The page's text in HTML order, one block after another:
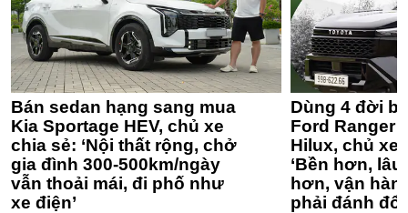
Bán sedan hạng sang mua
Kia Sportage HEV, chủ xe
chia sẻ: ‘Nội thất rộng, chở
gia đình 300-500km/ngày
vẫn thoải mái, đi phố như
xe điện’
Dùng 4 đời
Ford Ranger
Hilux, chủ xe
‘Bền hơn,
hơn, vận
phải đánh